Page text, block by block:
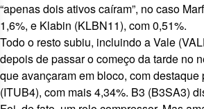
“apenas dois ativos caíram”, no caso
1,6%, e Klabin (KLBN11), com 0,51%.
Todo o resto subiu, incluindo a Vale (
depois de passar o começo da tarde no
que avançaram em bloco, com
(ITUB4), com mais 4,34%. B3 (B3SA3)